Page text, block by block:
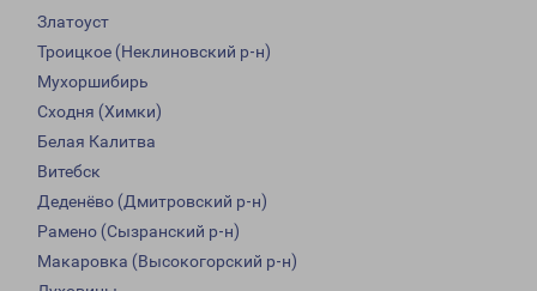
Златоуст
Троицкое (Неклиновский р-н)
Мухоршибирь
Сходня (Химки)
Белая Калитва
Витебск
Деденёво (Дмитровский р-н)
Рамено (Сызранский р-н)
Макаровка (Высокогорский р-н)